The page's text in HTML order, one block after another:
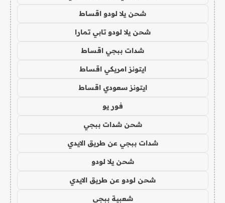
شحن يلا لودو اقساط
شحن يلا لودو تابي تمارا
شدات ببجي اقساط
ايتونز امريكي اقساط
ايتونز سعودي اقساط
فور يو
شحن شدات ببجي
شدات ببجي عن طريق الايدي
شحن يلا لودو
شحن لودو عن طريق الايدي
شعبية ببجي